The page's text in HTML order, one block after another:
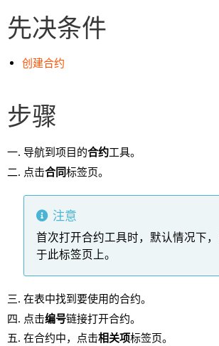
先决条件
创建合约
步骤
导航到项目的合约工具。
点击合同标签页。
注意
首次打开合约工具时，默认情况下
于此标签页上。
在表中找到要使用的合约。
点击编号链接打开合约。
在合约中，点击相关项标签页。